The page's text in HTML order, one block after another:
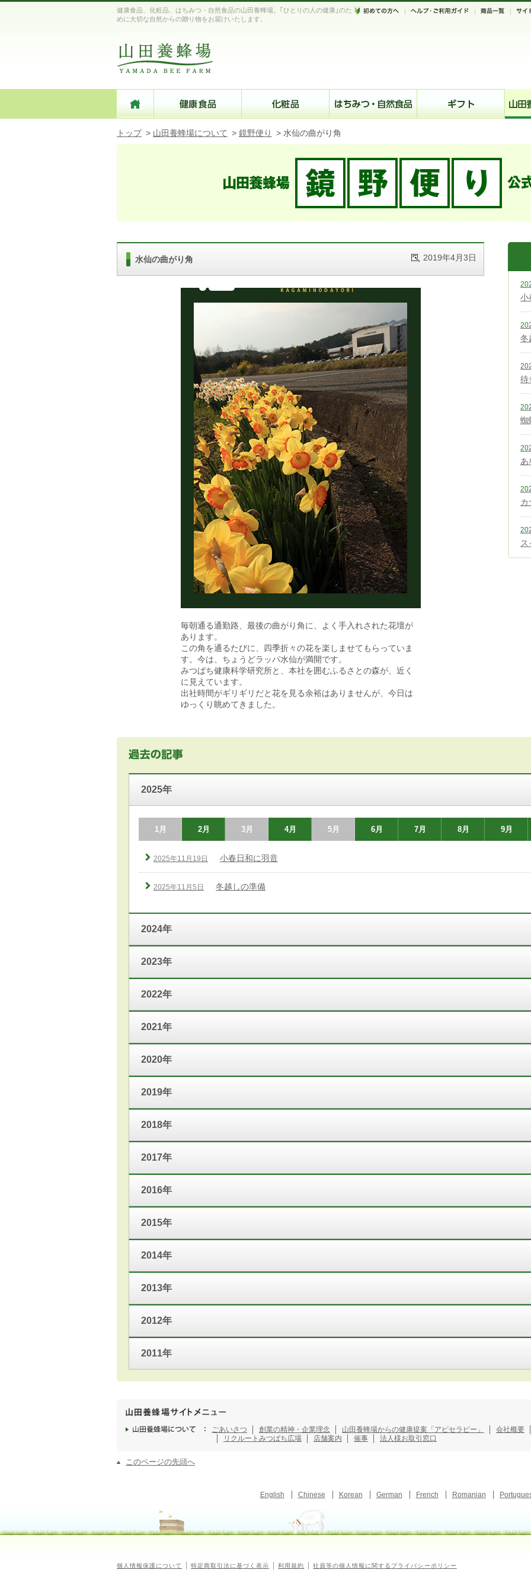
健康食品、化粧品、はちみつ・自然食品の山田養蜂場。｢ひとりの人の健康｣のた
めに大切な自然からの贈り物をお届けいたします。
トップ > 山田養蜂場について > 鏡野便り > 水仙の曲がり角
水仙の曲がり角 2019年4月3日
毎朝通る通勤路、最後の曲がり角に、よく手入れされた花壇が
あります。
この角を通るたびに、四季折々の花を楽しませてもらっていま
す。今は、ちょうどラッパ水仙が満開です。
みつばち健康科学研究所と、本社を囲むふるさとの森が、近く
に見えています。
出社時間がギリギリだと花を見る余裕はありませんが、今日は
ゆっくり眺めてきました。
小
冬
待
蜘
あ
カ
2025年
1月 2月 3月 4月 5月 6月 7月 8月 9月
2025年11月19日 小春日和に羽音
2025年11月5日 冬越しの準備
2024年
2023年
2022年
2021年
2020年
2019年
2018年
2017年
2016年
2015年
2014年
2013年
2012年
2011年
ごあいさつ 創業の精神・企業理念 山田養蜂場からの健康提案「アピセラピー」 会社概要
リクルート みつばち広場 店舗案内 催事 法人様お取引窓口
このページの先頭へ
English Chinese Korean German French Romanian
個人情報保護について 特定商取引法に基づく表示 利用規約 社員等の個人情報に関するプライバシーポリシー